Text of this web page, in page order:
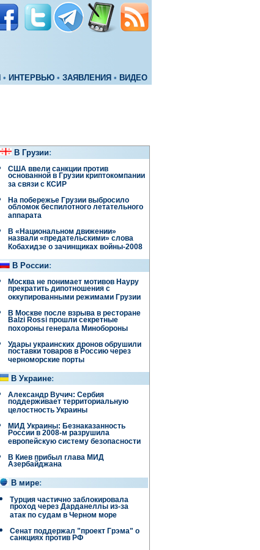
• ИНТЕРВЬЮ • ЗАЯВЛЕНИЯ • ВИДЕО
В Грузии:
США ввели санкции против
основанной в Грузии криптокомпании
за связи с КСИР
На побережье Грузии выбросило
обломок беспилотного летательного
аппарата
В «Национальном движении»
назвали «предательскими» слова
Кобахидзе о зачинщиках войны-2008
В России:
Москва не понимает мотивов Науру
прекратить дипотношения с
оккупированными режимами Грузии
В Москве после взрыва в ресторане
Balzi Rossi прошли секретные
похороны генерала Минобороны
Удары украинских дронов обрушили
поставки товаров в Россию через
черноморские порты
В Украине:
Александр Вучич: Сербия
поддерживает территориальную
целостность Украины
МИД Украины: Безнаказанность
России в 2008-м разрушила
европейскую систему безопасности
В Киев прибыл глава МИД
Азербайджана
В мире:
Турция частично заблокировала
проход через Дарданеллы из-за
атак по судам в Черном море
Сенат поддержал "проект Грэма" о
санкциях против РФ